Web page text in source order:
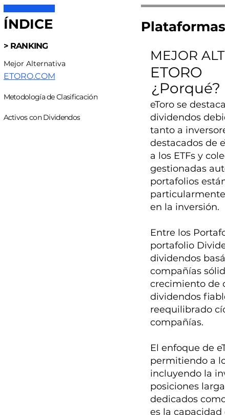
ÍNDICE
> RANKING
Mejor Alternativa
ETORO.COM
Metodología de Clasificación
Activos con Dividendos
MEJOR
ETORO
¿Porqué?
eToro se
dividendos
tanto a
destacados de
a los ETFs y
gestionadas
portafolios
en la inversión.
Entre los
portafolio
dividendos
compañías
crecimiento de
dividendos
reequilibrado
compañías.
El enfoque de
permitiendo a
incluyendo la
posiciones
dedicados
es la